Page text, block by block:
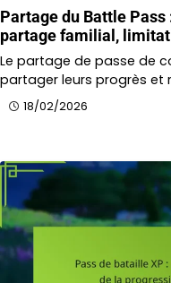
Partage du Battle
partage familial,
Le partage de passe de
partager leurs progrès et
18/02/2026